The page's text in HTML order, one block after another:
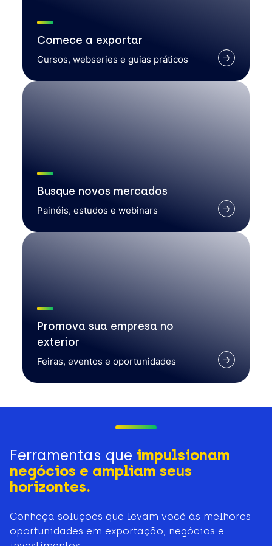
Comece a exportar
Cursos, webseries e guias práticos
Busque novos mercados
Painéis, estudos e webinars
Promova sua empresa no
exterior
Feiras, eventos e oportunidades
Ferramentas que impulsionam
negócios e ampliam seus
horizontes.
Conheça soluções que levam você às melhores
oportunidades em exportação, negócios e